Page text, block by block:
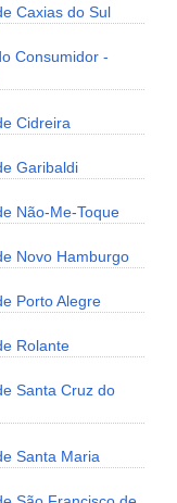
Caxias do Sul
Consumidor -
Cidreira
Garibaldi
Não-Me-Toque
Novo Hamburgo
Porto Alegre
Rolante
Santa Cruz do
Santa Maria